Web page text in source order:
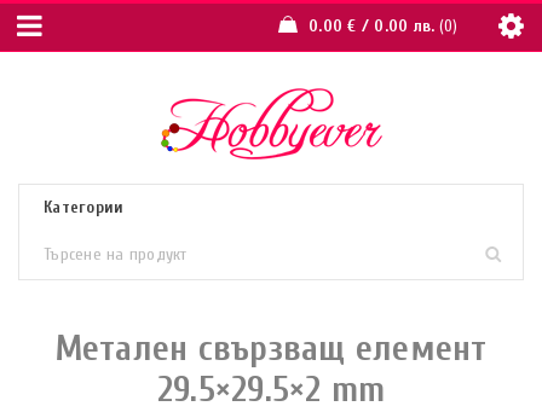
0.00€ / 0.00 лв. 0
Метален свързващ елемент
29.5×29.5×2 mm